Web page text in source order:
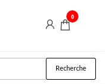
0
Recherche